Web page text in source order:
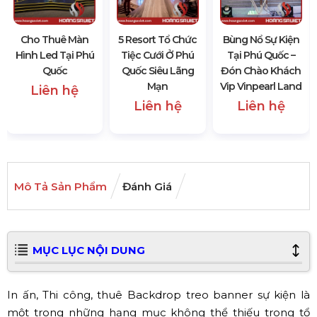
Cho Thuê Màn
Hình Led Tại Phú
Quốc
Liên hệ
5 Resort Tổ Chức
Tiệc Cưới Ở Phú
Quốc Siêu Lãng
Mạn
Liên hệ
Bùng Nổ Sự Kiện
Tại Phú Quốc –
Đón Chào Khách
Vip Vinpearl Land
Liên hệ
Mô Tả Sản Phẩm Đánh Giá
MỤC LỤC NỘI DUNG
In ấn, Thi công, thuê Backdrop treo banner sự kiện là
một trong những hạng mục không thể thiếu trong tổ